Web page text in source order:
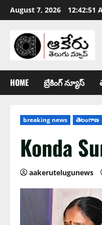
August 7, 2026 12:42:52
HOME బ్రేకింగ్ న్యూస్
breaking news తెలంగాణ
Konda
aakerutelugunews